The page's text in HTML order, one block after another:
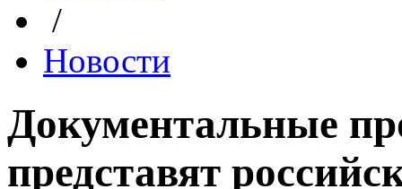
/
Новости
Документальные
представят